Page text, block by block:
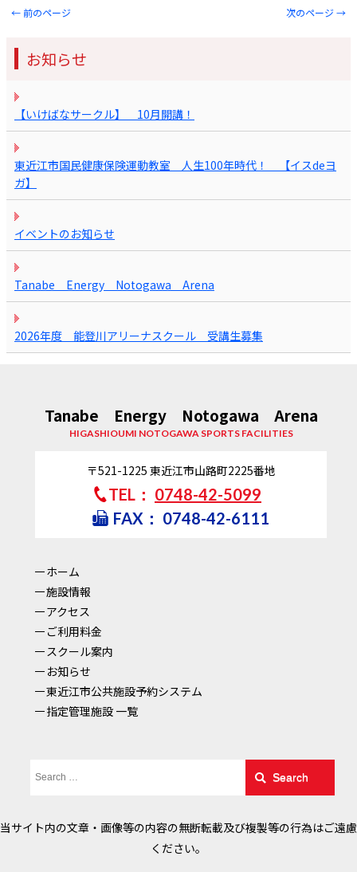
← 前のページ 次のページ →
お知らせ
【いけばなサークル】 10月開講！
東近江市国民健康保険運動教室 人生100年時代！ 【イスdeヨ
ガ】
イベントのお知らせ
Tanabe Energy Notogawa Arena
2026年度 能登川アリーナスクール 受講生募集
Tanabe Energy Notogawa Arena
HIGASHIOUMI NOTOGAWA SPORTS FACILITIES
〒521-1225 東近江市山路町2225番地
TEL： 0748-42-5099
FAX： 0748-42-6111
ホーム
施設情報
アクセス
ご利用料金
スクール案内
お知らせ
東近江市公共施設予約システム
指定管理施設 一覧
当サイト内の文章・画像等の内容の無断転載及び複製等の行為はご遠慮
ください。